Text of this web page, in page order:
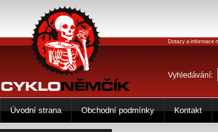
Dotazy a informace
Vyhledávání:
Úvodní strana Obchodní podmínky Kontakt